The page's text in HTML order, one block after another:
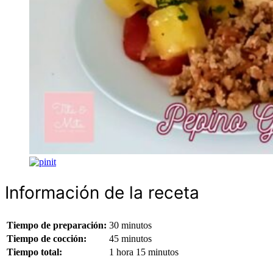
Información de la receta
Tiempo de preparación: 30 minutos
Tiempo de cocción:
45 minutos
Tiempo total:
1 hora 15 minutos